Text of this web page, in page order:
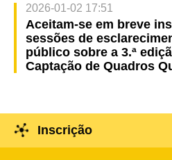
2026-01-02 17:51
Aceitam-se em breve
sessões de
público sobre a 3.ª
Captação de Quadros
Inscrição